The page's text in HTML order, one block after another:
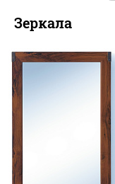
Зеркала